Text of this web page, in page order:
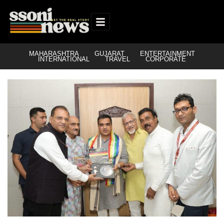
MAHARASHTRA GUJARAT ENTERTAINMENT
INTERNATIONAL TRAVEL CORPORATE